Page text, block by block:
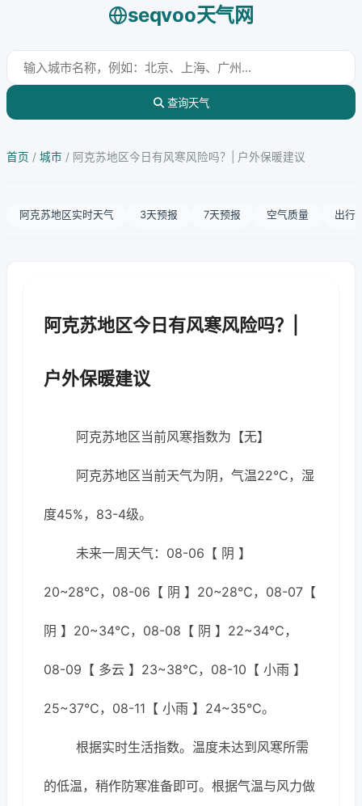
seqvoo天气网
查询天气
首页 / 城市 / 阿克苏地区今日有风寒风险吗？| 户外保暖建议
阿克苏地区实时天气 3天预报 7天预报 空气质量 出行
阿克苏地区今日有风寒风险吗？|
户外保暖建议
阿克苏地区当前风寒指数为【无】
阿克苏地区当前天气为阴，气温22℃，湿
度45%，83-4级。
未来一周天气：08-06【 阴 】
20~28℃，08-06【 阴 】20~28℃，08-07【
阴 】20~34℃，08-08【 阴 】22~34℃，
08-09【 多云 】23~38℃，08-10【 小雨 】
25~37℃，08-11【 小雨 】24~35℃。
根据实时生活指数。温度未达到风寒所需
的低温，稍作防寒准备即可。根据气温与风力做